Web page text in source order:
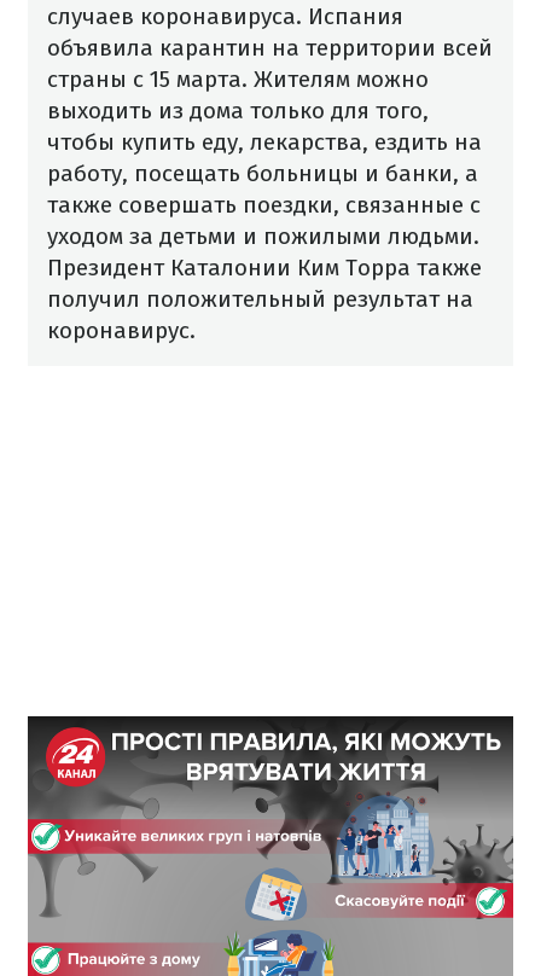
случаев коронавируса. Испания
объявила карантин на территории всей
страны с 15 марта. Жителям можно
выходить из дома только для того,
чтобы купить еду, лекарства, ездить на
работу, посещать больницы и банки, а
также совершать поездки, связанные с
уходом за детьми и пожилыми людьми.
Президент Каталонии Ким Торра также
получил положительный результат на
коронавирус.